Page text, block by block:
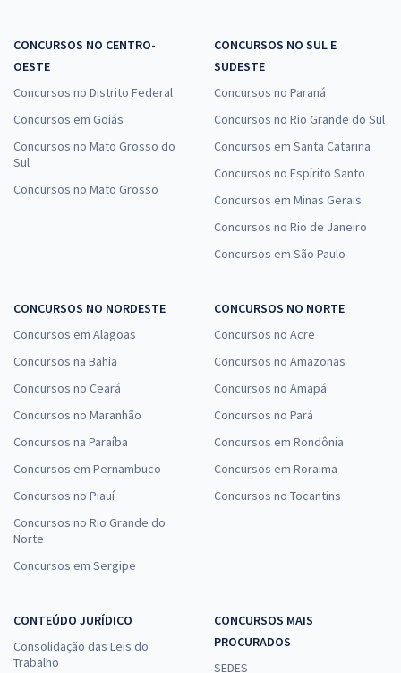
CONCURSOS NO CENTRO-
OESTE
Concursos no Distrito Federal
Concursos em Goiás
Concursos no Mato Grosso do
Sul
Concursos no Mato Grosso
CONCURSOS NO SUL E
SUDESTE
Concursos no Paraná
Concursos no Rio Grande do Sul
Concursos em Santa Catarina
Concursos no Espírito Santo
Concursos em Minas Gerais
Concursos no Rio de Janeiro
Concursos em São Paulo
CONCURSOS NO NORDESTE
Concursos em Alagoas
Concursos na Bahia
Concursos no Ceará
Concursos no Maranhão
Concursos na Paraíba
Concursos em Pernambuco
Concursos no Piauí
Concursos no Rio Grande do
Norte
Concursos em Sergipe
CONCURSOS NO NORTE
Concursos no Acre
Concursos no Amazonas
Concursos no Amapá
Concursos no Pará
Concursos em Rondônia
Concursos em Roraima
Concursos no Tocantins
CONTEÚDO JURÍDICO
Consolidação das Leis do
Trabalho
CONCURSOS MAIS
PROCURADOS
SEDES